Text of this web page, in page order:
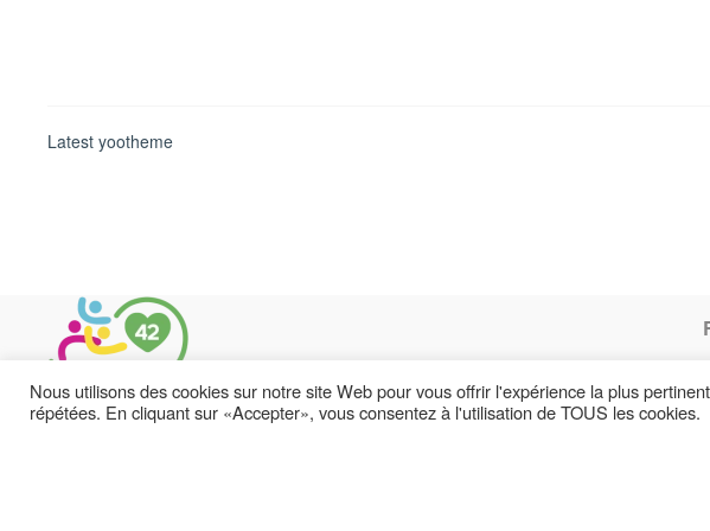
Latest yootheme
Nous utilisons des cookies sur notre site Web pour vous offrir l'expérience la plus
répétées. En cliquant sur «Accepter», vous consentez à l'utilisation de TOUS les cookies.